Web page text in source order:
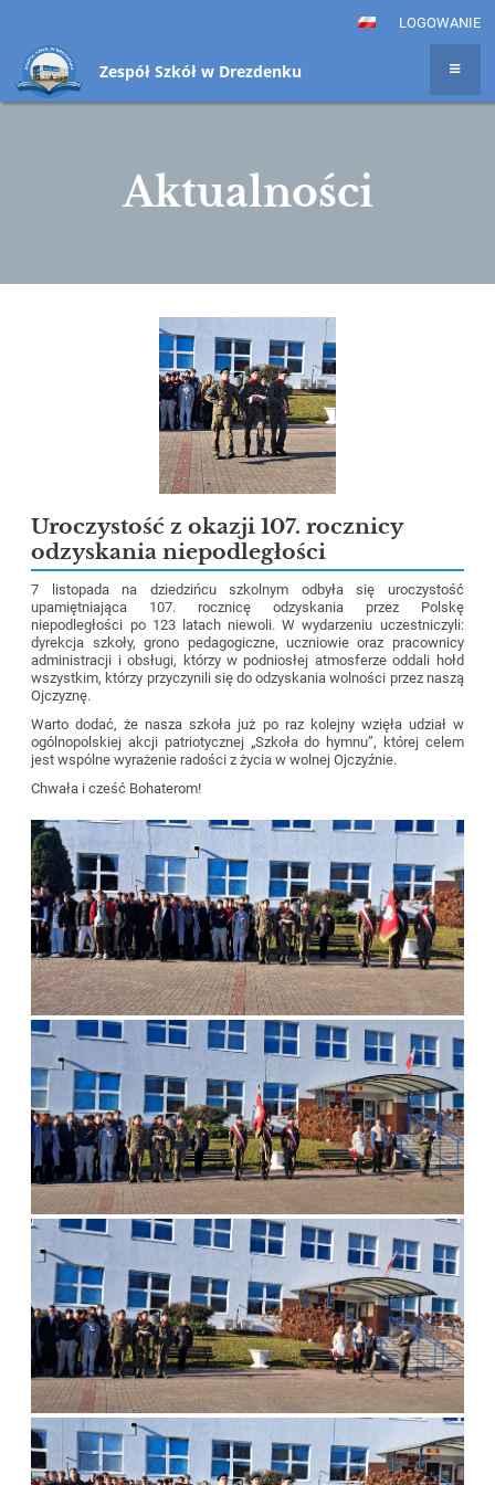
LOGOWANIE
Zespół Szkół w Drezdenku
Aktualności
Uroczystość z okazji 107. rocznicy
odzyskania niepodległości
7 listopada na dziedzińcu szkolnym odbyła się uroczystość
upamiętniająca 107. rocznicę odzyskania przez Polskę
niepodległości po 123 latach niewoli. W wydarzeniu uczestniczyli:
dyrekcja szkoły, grono pedagogiczne, uczniowie oraz pracownicy
administracji i obsługi, którzy w podniosłej atmosferze oddali hołd
wszystkim, którzy przyczynili się do odzyskania wolności przez naszą
Ojczyznę.
Warto dodać, że nasza szkoła już po raz kolejny wzięła udział w
ogólnopolskiej akcji patriotycznej „Szkoła do hymnu”, której celem
jest wspólne wyrażenie radości z życia w wolnej Ojczyźnie.
Chwała i cześć Bohaterom!